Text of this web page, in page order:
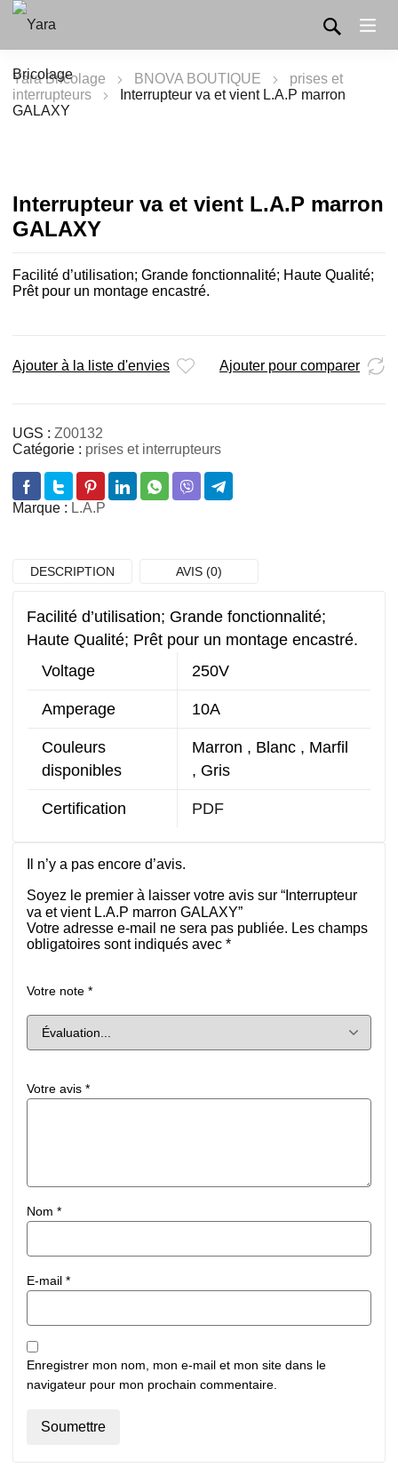
Yara Bricolage BNOVA BOUTIQUE
prises et
interrupteurs
Interrupteur va et vient L.A.P marron
GALAXY
Interrupteur va et vient L.A.P marron
GALAXY
Facilité d’utilisation; Grande fonctionnalité; Haute Qualité;
Prêt pour un montage encastré.
Ajouter à la liste d'envies Ajouter pour comparer
UGS : Z00132
Catégorie : prises et interrupteurs
Marque : L.A.P
DESCRIPTION AVIS (0)
Facilité d’utilisation; Grande fonctionnalité;
Haute Qualité; Prêt pour un montage encastré.
Voltage
250V
Amperage 10A
Couleurs
disponibles
Marron , Blanc , Marfil
, Gris
Certification PDF
Il n’y a pas encore d’avis.
Soyez le premier à laisser votre avis sur “Interrupteur
va et vient L.A.P marron GALAXY”
Votre adresse e-mail ne sera pas publiée. Les champs
obligatoires sont indiqués avec *
Votre note *
Votre avis *
Nom *
E-mail *
Enregistrer mon nom, mon e-mail et mon site dans le
navigateur pour mon prochain commentaire.